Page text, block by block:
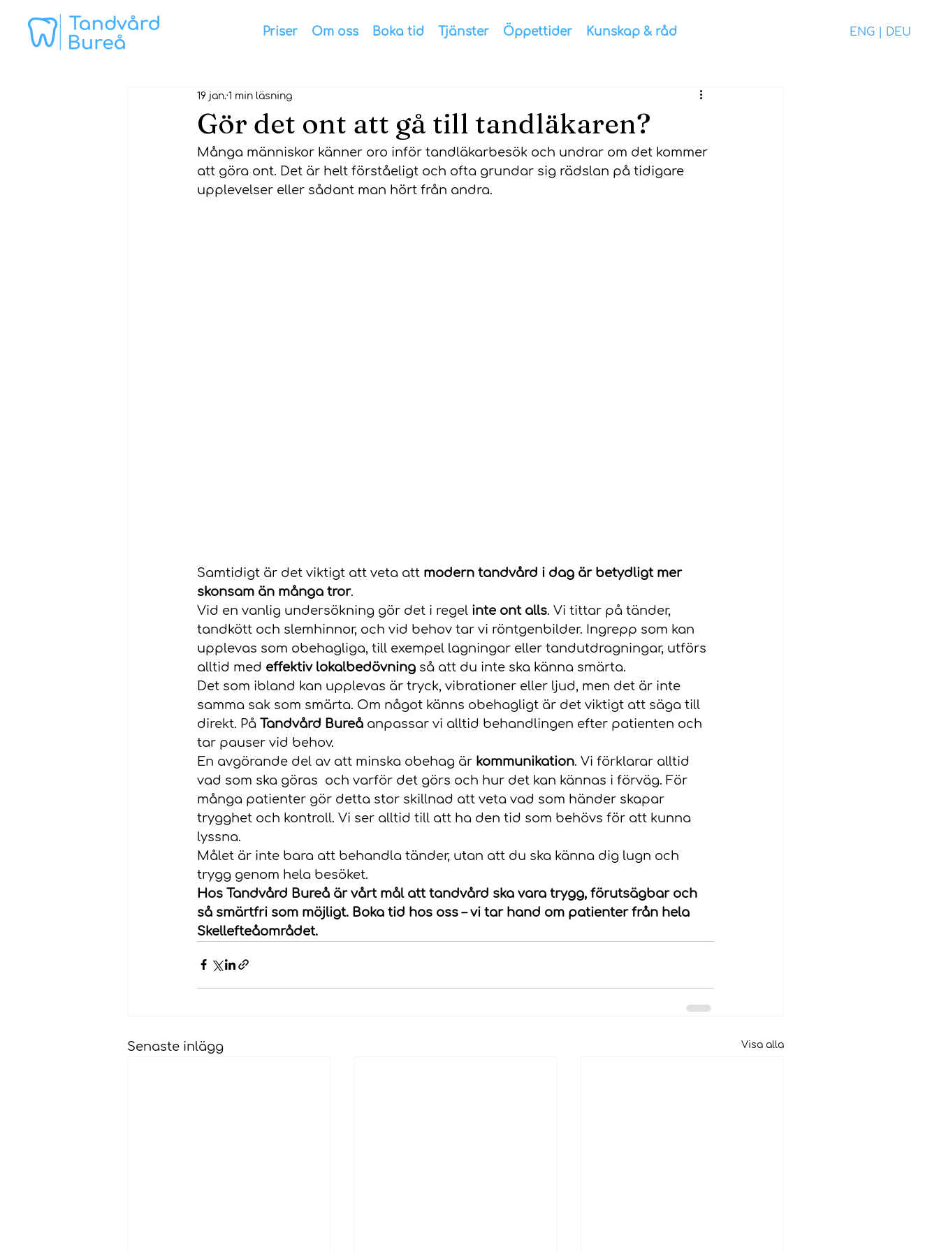
Priser Om oss Boka tid Tjänster Öppettider Kunskap & råd ENG| DEU
Gör det ont att gå till tandläkaren?
19 jan. 1 min läsning
Många människor känner oro inför tandläkarbesök och undrar om det kommer
att göra ont. Det är helt förståeligt och ofta grundar sig rädslan på tidigare
upplevelser eller sådant man hört från andra.
Samtidigt är det viktigt att veta att modern tandvård i dag är betydligt mer
skonsam än många tror.
Vid en vanlig undersökning gör det i regel inte ont alls. Vi tittar på tänder,
tandkött och slemhinnor, och vid behov tar vi röntgenbilder. Ingrepp som kan
upplevas som obehagliga, till exempel lagningar eller tandutdragningar, utförs
alltid med effektiv lokalbedövning så att du inte ska känna smärta.
Det som ibland kan upplevas är tryck, vibrationer eller ljud, men det är inte
samma sak som smärta. Om något känns obehagligt är det viktigt att säga till
direkt. På Tandvård Bureå anpassar vi alltid behandlingen efter patienten och
tar pauser vid behov.
En avgörande del av att minska obehag är kommunikation. Vi förklarar alltid
vad som ska göras  och varför det görs och hur det kan kännas i förväg. För
många patienter gör detta stor skillnad att veta vad som händer skapar
trygghet och kontroll. Vi ser alltid till att ha den tid som behövs för att kunna
lyssna.
Målet är inte bara att behandla tänder, utan att du ska känna dig lugn och
trygg genom hela besöket.
Hos Tandvård Bureå är vårt mål att tandvård ska vara trygg, förutsägbar och
så smärtfri som möjligt. Boka tid hos oss – vi tar hand om patienter från hela
Skellefteåområdet.
Senaste inlägg Visa alla